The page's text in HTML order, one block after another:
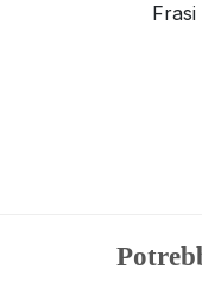
Frasi